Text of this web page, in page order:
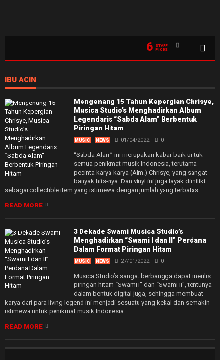
6
STAFF
PICKS
IBU ACIN
Mengenang 15 Tahun Kepergian Chrisye,
Musica Studio’s Menghadirkan Album
Legendaris “Sabda Alam” Berbentuk
Piringan Hitam
MUSIC NEWS 01/04/2022 0
“Sabda Alam” ini merupakan kabar baik untuk
semua penikmat musik Indonesia, terutama
pecinta karya-karya (Alm.) Chrisye, yang sangat
banyak hits-nya. Dan vinyl ini juga layak dimiliki
sebagai collectible item yang istimewa dengan jumlah yang terbatas
READ MORE
3 Dekade Swami Musica Studio’s
Menghadirkan “Swami I dan II” Perdana
Dalam Format Piringan Hitam
MUSIC NEWS 27/01/2022 0
Musica Studio’s sangat berbangga dapat merilis
piringan hitam “Swami I” dan “Swami II”, tentunya
dalam bentuk digital juga, sehingga membuat
karya dari para living legend ini menjadi sesuatu yang kekal dan semakin
istimewa untuk penikmat musik Indonesia.
READ MORE